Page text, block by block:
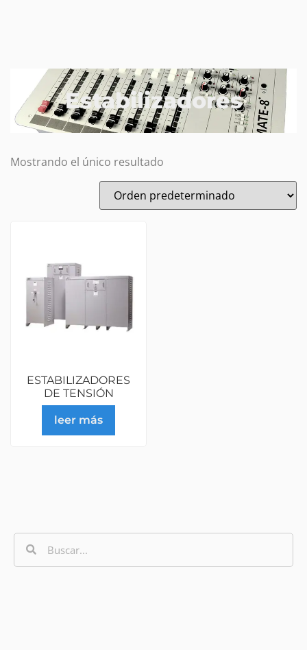
Estabilizadores
Mostrando el único resultado
ESTABILIZADORES
DE TENSIÓN
leer más